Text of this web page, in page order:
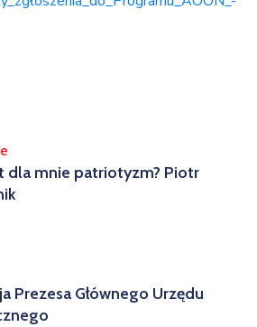
dla mnie patriotyzm? Piotr
Prezesa Głównego Urzędu